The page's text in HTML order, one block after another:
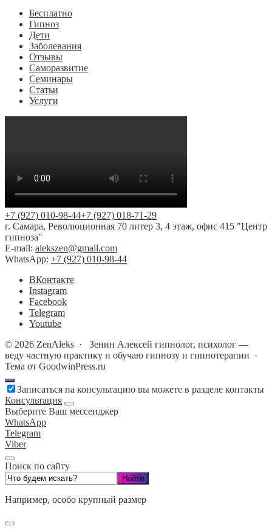
Бесплатно
Гипноз
Дети
Заболевания
Отзывы
Саморазвитие
Семинары
Статьи
Услуги
+7 (927) 010-98-44+7 (927) 018-71-29
г. Самара, Революционная 70 литер 3, 4 этаж, офис 415 "Центр
гипноза"
E-mail: alekszen@gmail.com
WhatsApp: +7 (927) 010-98-44
BКонтакте
Instagram
Facebook
Telegram
Youtube
© 2026 ZenAleks · Зенин Алексей гипнолог, психолог —
веду частную практику и обучаю гипнозу и гипнотерапии ·
Тема от GoodwinPress.ru
Записаться на консультацию вы можете в разделе контакты
Консультация
Выберите Ваш мессенджер
WhatsApp
Telegram
Viber
Поиск по сайту
Например, особо крупный размер